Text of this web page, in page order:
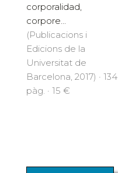
corporalidad,
corpore...
(Publicacions i
Edicions de la
Universitat de
Barcelona, 2017) · 134
pàg. · 15 €